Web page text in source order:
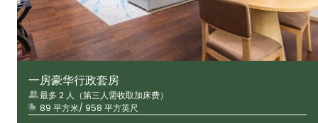
一房豪华行政套房
最多 2 人（第三人需收取加床费）
89 平方米/ 958 平方英尺